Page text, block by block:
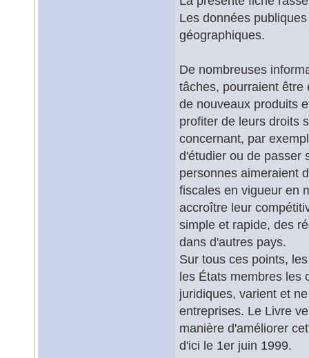
Les données
géographiques.
De nombreuses
tâches, pourraient être
de nouveaux produits
profiter de leurs droits
concernant, par
d'étudier ou de passer
personnes aimeraient
fiscales en vigueur en
accroître leur
simple et rapide, des
dans d'autres pays.
Sur tous ces points,
les États membres les
juridiques, varient et
entreprises. Le Livre
manière d'améliorer
d'ici le 1er juin 1999.